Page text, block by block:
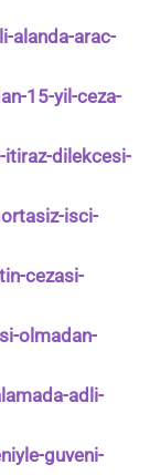
alanda-arac-
15-yil-ceza-
dilekcesi-
isci-
cezasi-
olmadan-
adli-
guveni-